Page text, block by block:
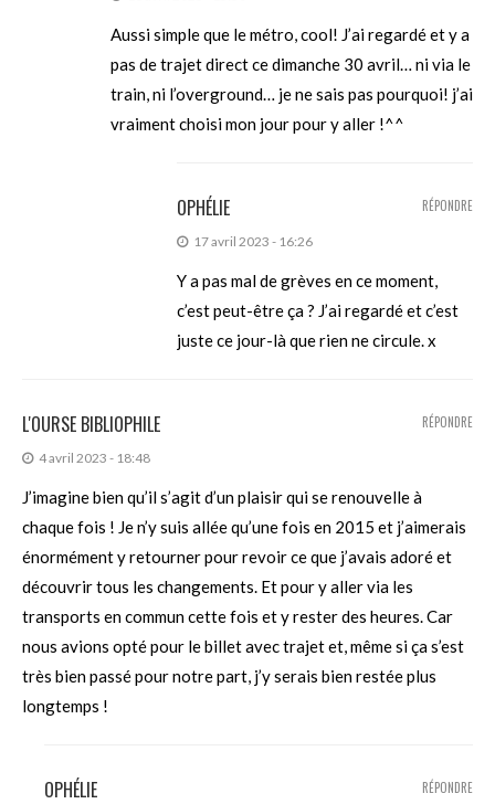
Aussi simple que le métro, cool! J’ai regardé et y a
pas de trajet direct ce dimanche 30 avril… ni via le
train, ni l’overground… je ne sais pas pourquoi! j’ai
vraiment choisi mon jour pour y aller !^^
OPHÉLIE
17 avril 2023 - 16:26
Y a pas mal de grèves en ce moment,
c’est peut-être ça ? J’ai regardé et c’est
juste ce jour-là que rien ne circule. x
RÉPONDRE
L'OURSE BIBLIOPHILE
4 avril 2023 - 18:48
J’imagine bien qu’il s’agit d’un plaisir qui se renouvelle à
chaque fois ! Je n’y suis allée qu’une fois en 2015 et j’aimerais
énormément y retourner pour revoir ce que j’avais adoré et
découvrir tous les changements. Et pour y aller via les
transports en commun cette fois et y rester des heures. Car
nous avions opté pour le billet avec trajet et, même si ça s’est
très bien passé pour notre part, j’y serais bien restée plus
longtemps !
RÉPONDRE
OPHÉLIE RÉPONDRE